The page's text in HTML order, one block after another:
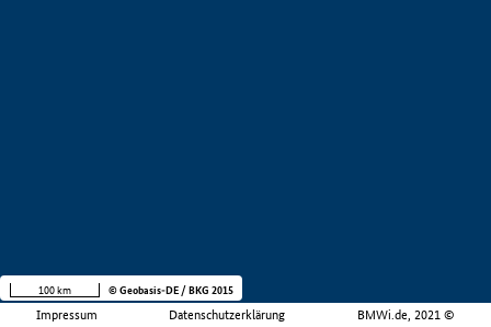
Impressum Datenschutzerklärung BMWi.de, 2021 ©
100 km © Geobasis-DE / BKG 2015